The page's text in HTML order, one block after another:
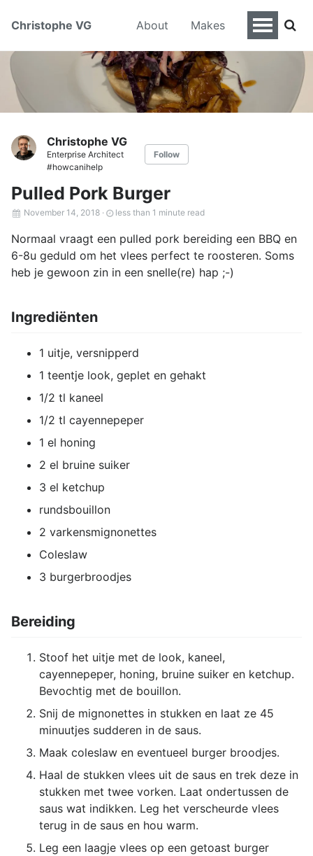
Christophe VG About Makes
Christophe VG
Enterprise Architect
#howcanihelp
Follow
Pulled Pork Burger
November 14, 2018 · less than 1 minute read
Normaal vraagt een pulled pork bereiding een BBQ en
6-8u geduld om het vlees perfect te roosteren. Soms
heb je gewoon zin in een snelle(re) hap ;-)
Ingrediënten
1 uitje, versnipperd
1 teentje look, geplet en gehakt
1/2 tl kaneel
1/2 tl cayennepeper
1 el honing
2 el bruine suiker
3 el ketchup
rundsbouillon
2 varkensmignonettes
Coleslaw
3 burgerbroodjes
Bereiding
Stoof het uitje met de look, kaneel,
cayennepeper, honing, bruine suiker en ketchup.
Bevochtig met de bouillon.
Snij de mignonettes in stukken en laat ze 45
minuutjes sudderen in de saus.
Maak coleslaw en eventueel burger broodjes.
Haal de stukken vlees uit de saus en trek deze in
stukken met twee vorken. Laat ondertussen de
saus wat indikken. Leg het verscheurde vlees
terug in de saus en hou warm.
Leg een laagje vlees op een getoast burger